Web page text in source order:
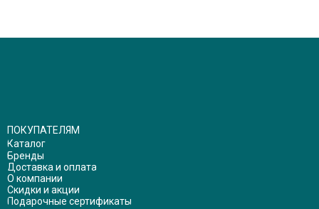
ПОКУПАТЕЛЯМ
Каталог
Бренды
Доставка и оплата
О компании
Скидки и акции
Подарочные сертификаты